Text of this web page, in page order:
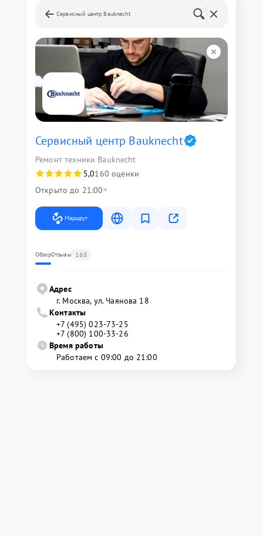
Сервисный центр Bauknecht
Сервисный центр Bauknecht
Ремонт техники Bauknecht
5,0160 оценки
Открыто до 21:00
Маршрут
ОбзорОтзывы 168
Адрес
г. Москва, ул. Чаянова 18
Контакты
+7 (495) 023-73-25
+7 (800) 100-33-26
Время работы
Работаем с 09:00 до 21:00